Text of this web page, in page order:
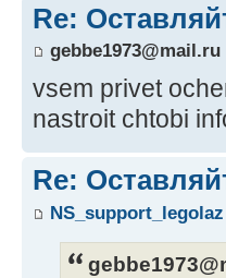
Re:
gebbe1973@mail.ru
vsem privet
nastroit chtobi
Re:
NS_support_legolaz